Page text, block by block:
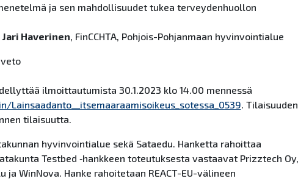
ja sen mahdollisuudet tukea terveydenhuollon
Jari Haverinen , FinCCHTA, Pohjois-Pohjanmaan hyvinvointialue
ilmoittautumista 30.1.2023 klo 14.00 mennessä
. Tilaisuuden
tilaisuutta.
hyvinvointialue sekä Sataedu. Hanketta rahoittaa
Testbed ‑hankkeen toteutuksesta vastaavat Prizztech Oy,
ja WinNova. Hanke rahoitetaan REACT-EU-välineen